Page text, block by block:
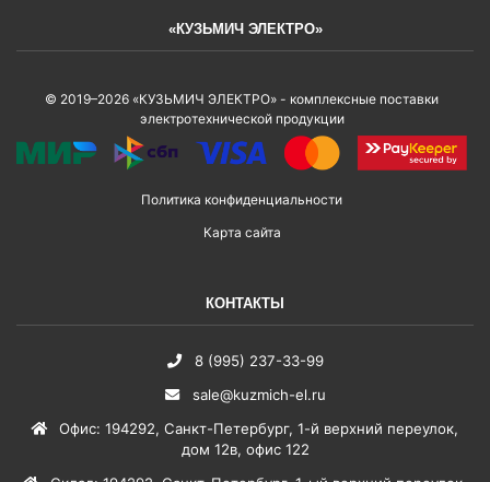
«КУЗЬМИЧ ЭЛЕКТРО»
© 2019–2026 «КУЗЬМИЧ ЭЛЕКТРО» - комплексные поставки
электротехнической продукции
Политика конфиденциальности
Карта сайта
КОНТАКТЫ
8 (995) 237-33-99
sale@kuzmich-el.ru
Офис: 194292, Санкт-Петербург, 1-й верхний переулок,
дом 12в, офис 122